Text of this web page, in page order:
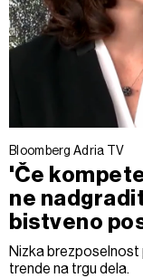
Bloomberg Adria TV
'Če
ne
bistveno
Nizka brezposelnost
trende na trgu dela.